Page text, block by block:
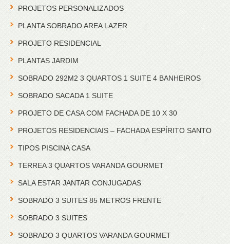
PROJETOS PERSONALIZADOS
PLANTA SOBRADO AREA LAZER
PROJETO RESIDENCIAL
PLANTAS JARDIM
SOBRADO 292M2 3 QUARTOS 1 SUITE 4 BANHEIROS
SOBRADO SACADA 1 SUITE
PROJETO DE CASA COM FACHADA DE 10 X 30
PROJETOS RESIDENCIAIS – FACHADA ESPÍRITO SANTO
TIPOS PISCINA CASA
TERREA 3 QUARTOS VARANDA GOURMET
SALA ESTAR JANTAR CONJUGADAS
SOBRADO 3 SUITES 85 METROS FRENTE
SOBRADO 3 SUITES
SOBRADO 3 QUARTOS VARANDA GOURMET